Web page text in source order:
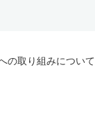
の取り組みについて